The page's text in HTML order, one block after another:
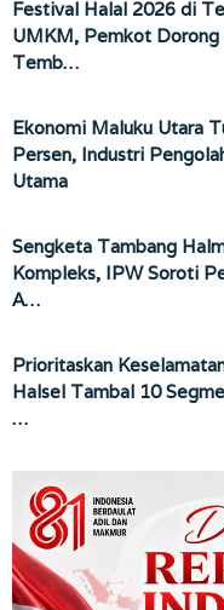
Festival Halal 2026 di
UMKM, Pemkot Dorong
Temb…
Ekonomi Maluku Utara
Persen, Industri
Utama
Sengketa Tambang
Kompleks, IPW Soroti
A…
Prioritaskan
Halsel Tambal 10
…